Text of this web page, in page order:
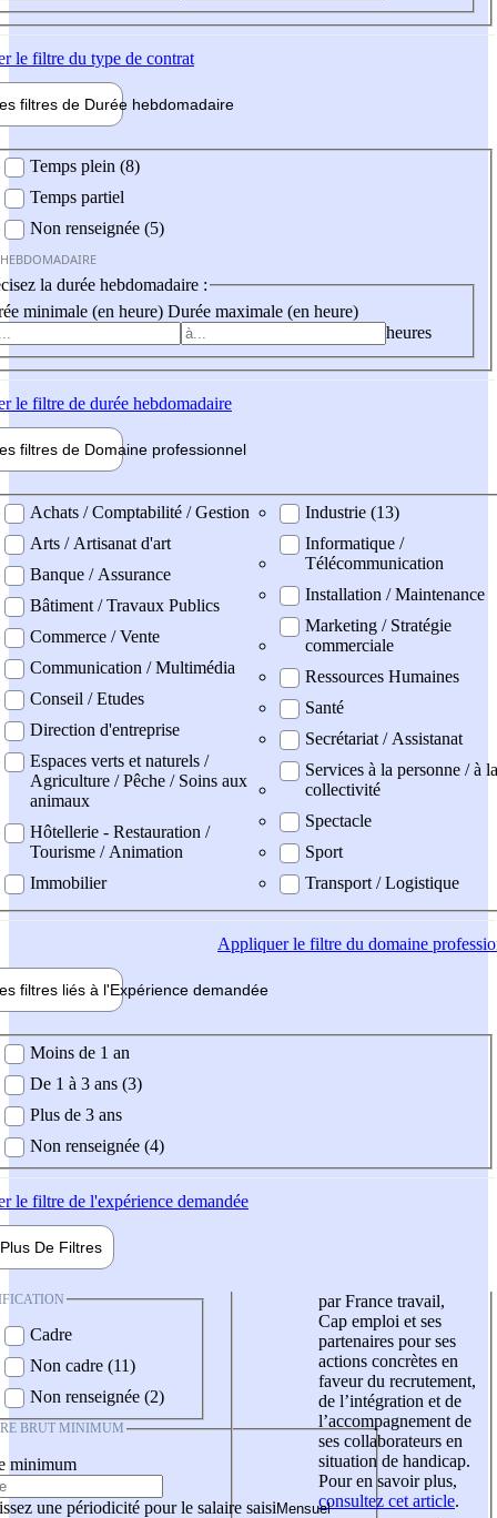
le filtre du type de contrat
filtres de Durée hebdomadaire
Temps plein (8)
Temps partiel
Non renseignée (5)
la durée hebdomadaire :
minimale (en heure) Durée maximale (en heure)
heures
le filtre de durée hebdomadaire
filtres de Domaine professionnel
professionel
Achats / Comptabilité / Gestion
Arts / Artisanat d'art
Banque / Assurance
Bâtiment / Travaux Publics
Commerce / Vente
Communication / Multimédia
Conseil / Etudes
Direction d'entreprise
Espaces verts et naturels /
Agriculture / Pêche / Soins aux
animaux
Hôtellerie - Restauration /
Tourisme / Animation
Immobilier
Industrie (13)
Informatique /
Télécommunication
Installation / Maintenance
Marketing / Stratégie
commerciale
Ressources Humaines
Santé
Secrétariat / Assistanat
Services à la personne / à la
collectivité
Spectacle
Sport
Transport / Logistique
Appliquerle filtre du domaine
filtres liés à l'Expérience demandée
demandée
Moins de 1 an
De 1 à 3 ans (3)
Plus de 3 ans
Non renseignée (4)
le filtre de l'expérience demandée
Plus De Filtres
Cadre
Non cadre (11)
Non renseignée (2)
BRUT MINIMUM
minimum
une périodicité pour le salaire saisi
par France travail,
Cap emploi et ses
partenaires pour ses
actions concrètes en
faveur du recrutement,
de l’intégration et de
l’accompagnement de
ses collaborateurs en
situation de handicap.
Pour en savoir plus,
consultez cet article.